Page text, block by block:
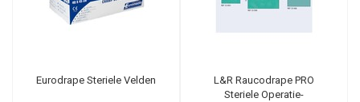
Eurodrape Steriele Velden
L&R Raucodrape PRO
Steriele Operatie-